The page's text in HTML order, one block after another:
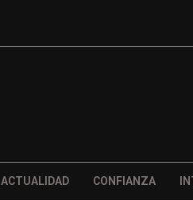
ACTUALIDAD CONFIANZA